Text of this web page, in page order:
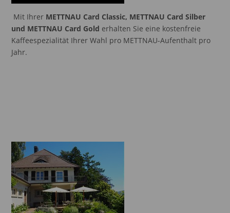
Mit Ihrer METTNAU Card Classic, METTNAU Card Silber
und METTNAU Card Gold erhalten Sie eine kostenfreie
Kaffeespezialität Ihrer Wahl pro METTNAU-Aufenthalt pro
Jahr.